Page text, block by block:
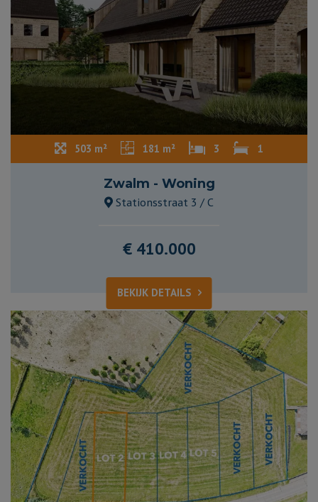
503 m² 181 m² 3 1
Zwalm - Woning
Stationsstraat 3 / C
€ 410.000
BEKIJK DETAILS